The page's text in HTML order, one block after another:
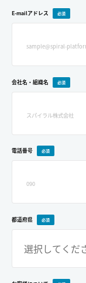
よくある質問
開発者向け
E-mailアドレス
会社名・組織名
電話番号
都道府県